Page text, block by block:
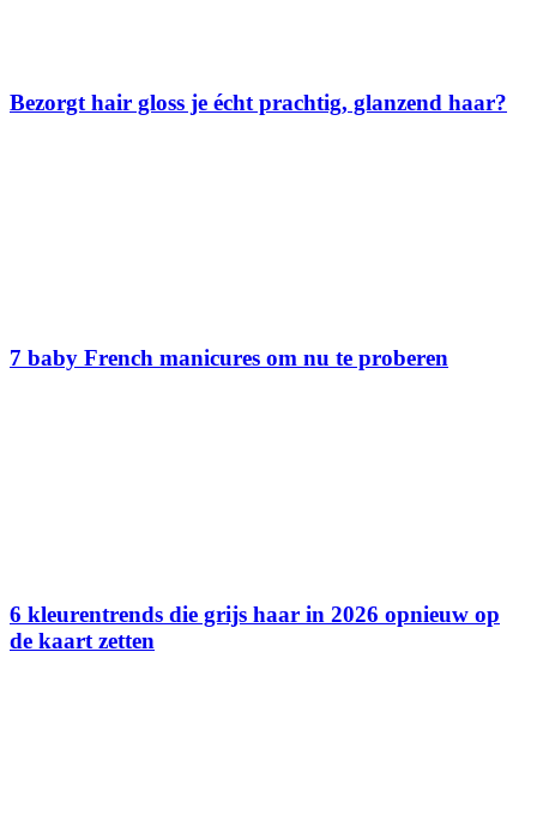
Bezorgt hair gloss je écht prachtig, glanzend haar?
7 baby French manicures om nu te proberen
6 kleurentrends die grijs haar in 2026 opnieuw op
de kaart zetten